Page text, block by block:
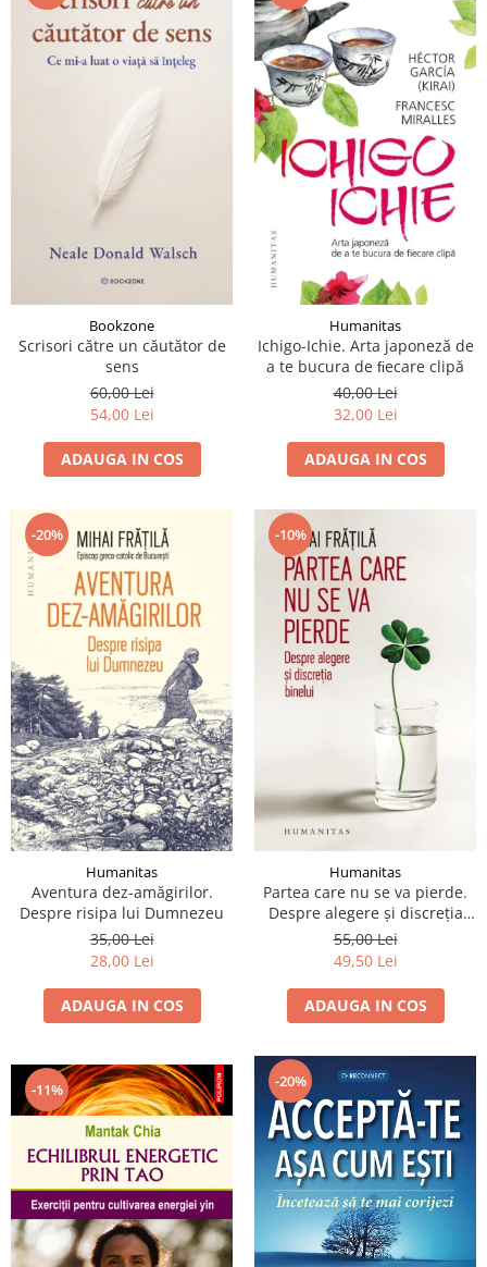
Bookzone
Scrisori către un căutător de
sens
60,00 Lei
54,00 Lei
ADAUGA IN COS
Humanitas
Ichigo-Ichie. Arta japoneză de
a te bucura de ﬁecare clipă
40,00 Lei
32,00 Lei
ADAUGA IN COS
-20%
Humanitas
Aventura dez-amăgirilor.
Despre risipa lui Dumnezeu
35,00 Lei
28,00 Lei
ADAUGA IN COS
-10%
Humanitas
Partea care nu se va pierde.
Despre alegere şi discreţia
binelui
55,00 Lei
49,50 Lei
ADAUGA IN COS
-11% -20%